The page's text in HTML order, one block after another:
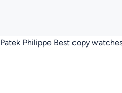
Patek Philippe Best copy